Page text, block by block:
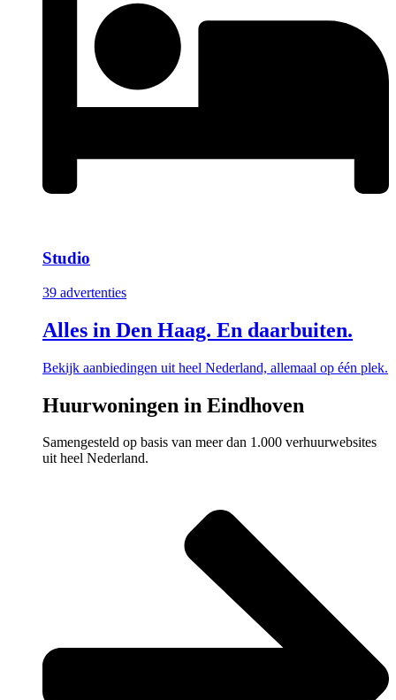
Studio
39 advertenties
Alles in Den Haag. En daarbuiten.
Bekijk aanbiedingen uit heel Nederland, allemaal op één plek.
Huurwoningen in Eindhoven
Samengesteld op basis van meer dan 1.000 verhuurwebsites
uit heel Nederland.